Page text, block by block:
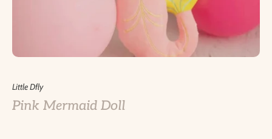
Little Dfly
Pink Mermaid Doll